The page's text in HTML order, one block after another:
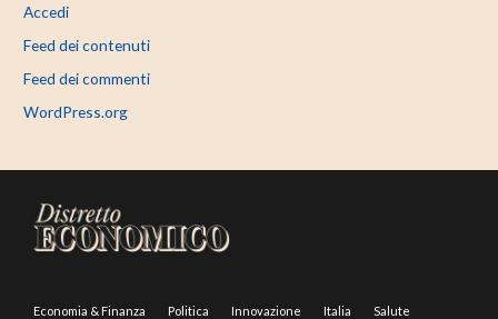
Accedi
Feed dei contenuti
Feed dei commenti
WordPress.org
Economia & Finanza Politica Innovazione Italia Salute